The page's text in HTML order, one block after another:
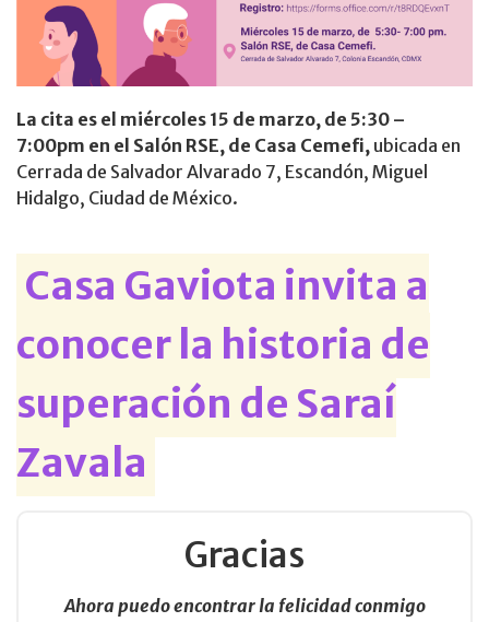
La cita es el miércoles 15 de marzo, de 5:30 –
7:00pm en el Salón RSE​, de Casa Cemefi, ubicada en
Cerrada de Salvador Alvarado 7, Escandón, Miguel
Hidalgo, Ciudad de México.
Casa Gaviota invita a
conocer la historia de
superación de Saraí
Zavala
Gracias
Ahora puedo encontrar la felicidad conmigo